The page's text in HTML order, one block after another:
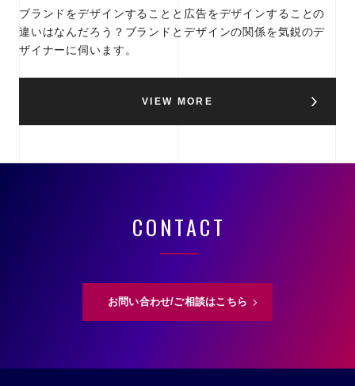
ブランドをデザインすることと広告をデザインすることの
違いはなんだろう？ブランドとデザインの関係を気鋭のデ
ザイナーに伺います。
VIEW MORE
CONTACT
お問い合わせ/ご相談はこちら